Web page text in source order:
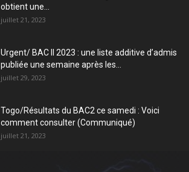
obtient une...
juillet 21, 2023
Urgent/ BAC II 2023 : une liste additive d’admis
publiée une semaine après les...
juillet 29, 2023
Togo/Résultats du BAC2 ce samedi : Voici
comment consulter (Communiqué)
juillet 21, 2023